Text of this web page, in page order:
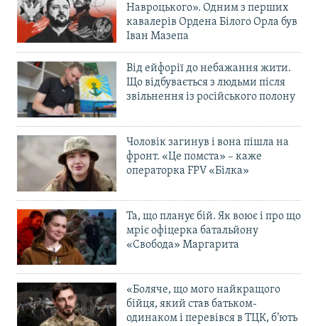
Навроцького». Одним з перших
кавалерів Ордена Білого Орла був
Іван Мазепа
Від ейфорії до небажання жити.
Що відбувається з людьми після
звільнення із російського полону
Чоловік загинув і вона пішла на
фронт. «Це помста» – каже
операторка FPV «Білка»
Та, що планує бій. Як воює і про що
мріє офіцерка батальйону
«Свобода» Маргарита
«Боляче, що мого найкращого
бійця, який став батьком-
одинаком і перевівся в ТЦК, б’ють